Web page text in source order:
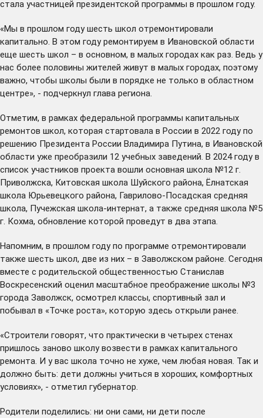
стала участницей президентской программы в прошлом году.
«Мы в прошлом году шесть школ отремонтировали
капитально. В этом году ремонтируем в Ивановской области
еще шесть школ – в основном, в малых городах как раз. Ведь у
нас более половины жителей живут в малых городах, поэтому
важно, чтобы школы были в порядке не только в областном
центре», - подчеркнул глава региона.
Отметим, в рамках федеральной программы капитальных
ремонтов школ, которая стартовала в России в 2022 году по
решению Президента России Владимира Путина, в Ивановской
области уже преобразили 12 учебных заведений. В 2024 году в
список участников проекта вошли основная школа №12 г.
Приволжска, Китовская школа Шуйского района, Ёлнатская
школа Юрьевецкого района, Гаврилово-Посадская средняя
школа, Пучежская школа-интернат, а также средняя школа №5
г. Кохма, обновление которой проведут в два этапа.
Напомним, в прошлом году по программе отремонтировали
также шесть школ, две из них – в Заволжском районе. Сегодня
вместе с родительской общественностью Станислав
Воскресенский оценил масштабное преображение школы №3
города Заволжск, осмотрел классы, спортивный зал и
побывал в «Точке роста», которую здесь открыли ранее.
«Строители говорят, что практически в четырех стенах
пришлось заново школу возвести в рамках капитального
ремонта. И у вас школа точно не хуже, чем любая новая. Так и
должно быть: дети должны учиться в хороших, комфортных
условиях», - отметил губернатор.
Родители поделились: ни они сами, ни дети после